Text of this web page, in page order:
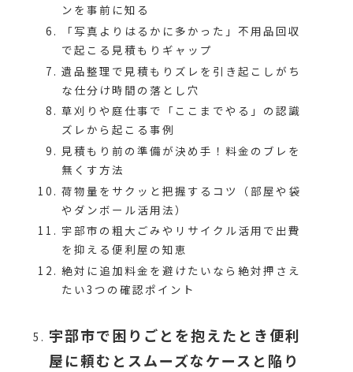
ンを事前に知る
「写真よりはるかに多かった」不用品回収
で起こる見積もりギャップ
遺品整理で見積もりズレを引き起こしがち
な仕分け時間の落とし穴
草刈りや庭仕事で「ここまでやる」の認識
ズレから起こる事例
見積もり前の準備が決め手！料金のブレを
無くす方法
荷物量をサクッと把握するコツ（部屋や袋
やダンボール活用法）
宇部市の粗大ごみやリサイクル活用で出費
を抑える便利屋の知恵
絶対に追加料金を避けたいなら絶対押さえ
たい3つの確認ポイント
宇部市で困りごとを抱えたとき便利
屋に頼むとスムーズなケースと陥り